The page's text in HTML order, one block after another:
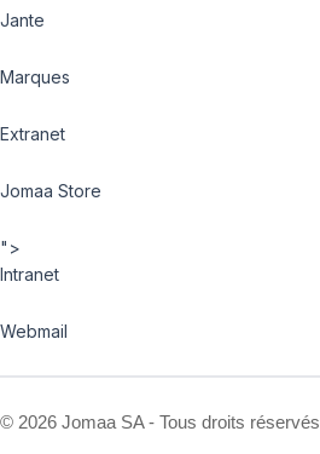
Jante
Marques
Extranet
Jomaa Store
">
Intranet
Webmail
© 2026 Jomaa SA - Tous droits réservés